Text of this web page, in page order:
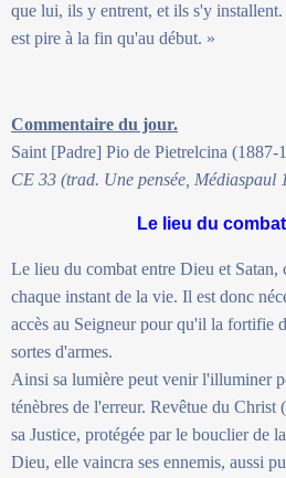
que lui, ils y entrent, et ils s'y
est pire à la fin qu'au début. »
Commentaire du jour.
Saint [Padre] Pio de Pietrelcina (1887-
CE 33 (trad. Une pensée, Médiaspaul
Le lieu du
Le lieu du combat entre Dieu et Satan,
chaque instant de la vie. Il est donc
accès au Seigneur pour qu'il la fortifie
sortes d'armes.
Ainsi sa lumière peut venir l'illuminer
ténèbres de l'erreur. Revêtue du Christ
sa Justice, protégée par le bouclier de
Dieu, elle vaincra ses ennemis, aussi